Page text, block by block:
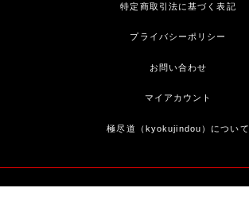
特定商取引法に基づく表記
プライバシーポリシー
お問い合わせ
マイアカウント
極尽道（kyokujindou）について